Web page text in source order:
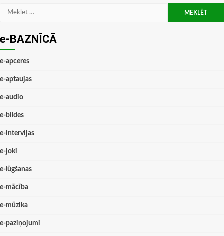
Meklēt:
e-BAZNĪCĀ
e-apceres
e-aptaujas
e-audio
e-bildes
e-intervijas
e-joki
e-lūgšanas
e-mācība
e-mūzika
e-paziņojumi